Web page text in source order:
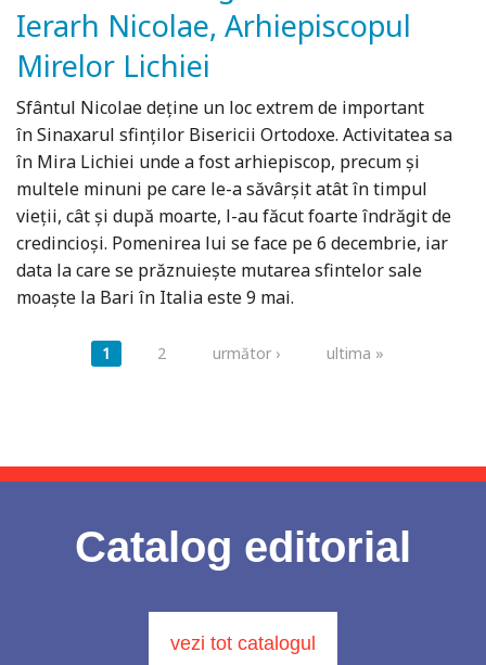
Ierarh Nicolae, Arhiepiscopul
Mirelor Lichiei
Sfântul Nicolae deține un loc extrem de important
în Sinaxarul sfinților Bisericii Ortodoxe. Activitatea sa
în Mira Lichiei unde a fost arhiepiscop, precum și
multele minuni pe care le-a săvârșit atât în timpul
vieții, cât și după moarte, l-au făcut foarte îndrăgit de
credincioși. Pomenirea lui se face pe 6 decembrie, iar
data la care se prăznuiește mutarea sfintelor sale
moaște la Bari în Italia este 9 mai.
Pagini1 2 următor › ultima »
Catalog editorial
vezi tot catalogul